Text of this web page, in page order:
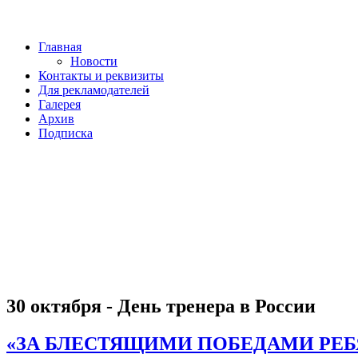
Главная
Новости
Контакты и реквизиты
Для рекламодателей
Галерея
Архив
Подписка
30 октября - День тренера в России
«ЗА БЛЕСТЯЩИМИ ПОБЕДАМИ